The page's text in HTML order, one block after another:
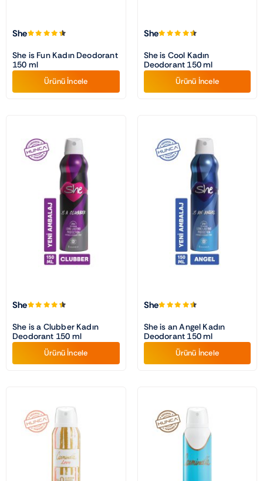
She
She is Fun Kadın Deodorant
150 ml
Ürünü İncele
She
She is Cool Kadın
Deodorant 150 ml
Ürünü İncele
She
She is a Clubber Kadın
Deodorant 150 ml
Ürünü İncele
She
She is an Angel Kadın
Deodorant 150 ml
Ürünü İncele